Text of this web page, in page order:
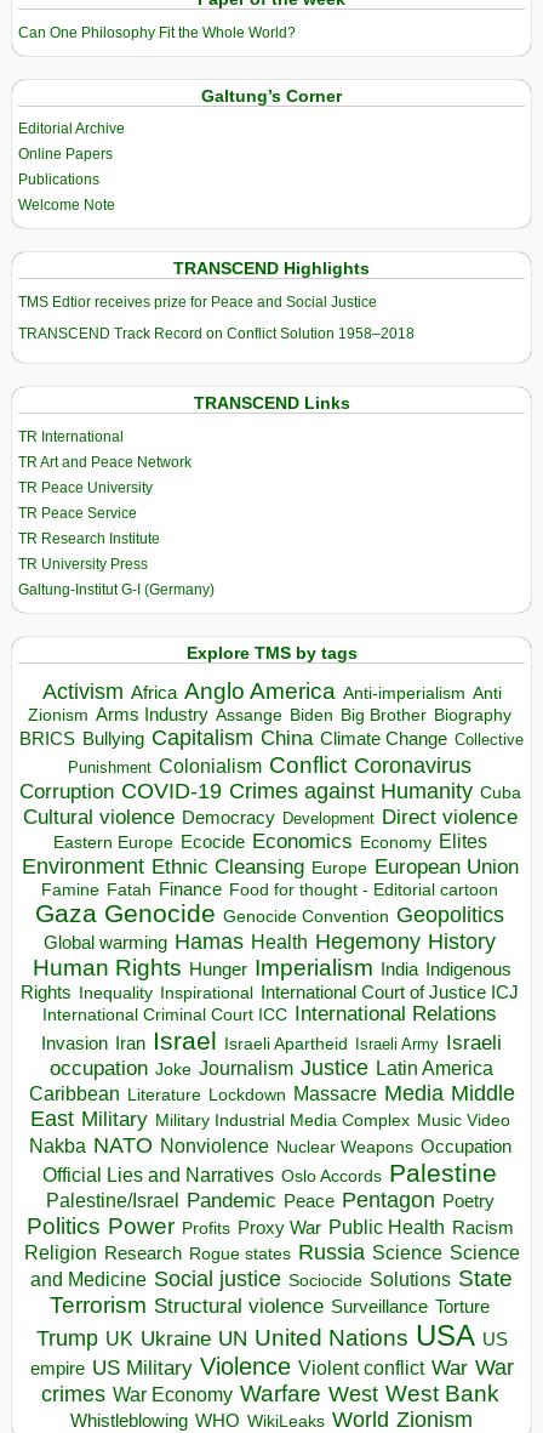
Can One Philosophy Fit the Whole World?
Galtung’s Corner
Editorial Archive
Online Papers
Publications
Welcome Note
TRANSCEND Highlights
TMS Edtior receives prize for Peace and Social Justice
TRANSCEND Track Record on Conflict Solution 1958–2018
TRANSCEND Links
TR International
TR Art and Peace Network
TR Peace University
TR Peace Service
TR Research Institute
TR University Press
Galtung-Institut G-I (Germany)
Explore TMS by tags
Activism Africa Anglo America Anti-imperialism Anti
Zionism Arms Industry Assange Biden Big Brother Biography
BRICS Bullying Capitalism China Climate Change Collective
Punishment Colonialism Conflict Coronavirus
Corruption COVID-19 Crimes against Humanity Cuba
Cultural violence Democracy Development Direct violence
Eastern Europe Ecocide Economics Economy Elites
Environment Ethnic Cleansing Europe European Union
Famine Fatah Finance Food for thought - Editorial cartoon
Gaza Genocide Genocide Convention Geopolitics
Global warming Hamas Health Hegemony History
Human Rights Hunger Imperialism India Indigenous
Rights Inequality Inspirational
International Court of Justice ICJ
International Criminal Court ICC International Relations
Invasion Iran Israel Israeli Apartheid Israeli Army Israeli
occupation Joke Journalism Justice Latin America
Caribbean Literature Lockdown Massacre Media Middle
East Military Military Industrial Media Complex Music Video
Nakba NATO Nonviolence Nuclear Weapons Occupation
Official Lies and Narratives Oslo Accords Palestine
Palestine/Israel Pandemic Peace Pentagon Poetry
Politics Power Profits Proxy War Public Health Racism
Religion Research Rogue states Russia Science Science
and Medicine Social justice Sociocide Solutions State
Terrorism Structural violence Surveillance Torture
Trump UK Ukraine UN United Nations USA US
empire US Military Violence Violent conflict War War
crimes War Economy Warfare West West Bank
Whistleblowing WHO WikiLeaks World Zionism